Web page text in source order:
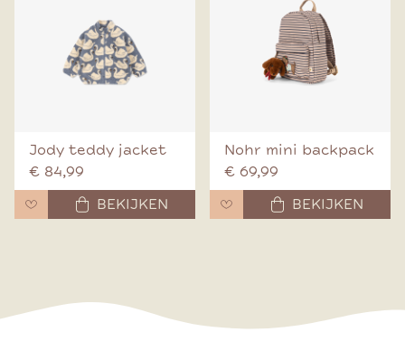
Jody teddy jacket
€ 84,99
BEKIJKEN
Nohr mini backpack
€ 69,99
BEKIJKEN